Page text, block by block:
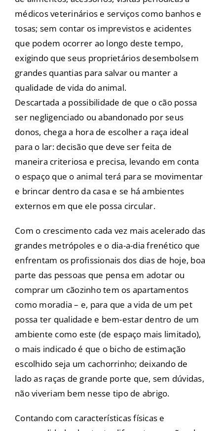
médicos veterinários e serviços como banhos e
tosas; sem contar os imprevistos e acidentes
que podem ocorrer ao longo deste tempo,
exigindo que seus proprietários desembolsem
grandes quantias para salvar ou manter a
qualidade de vida do animal.
Descartada a possibilidade de que o cão possa
ser negligenciado ou abandonado por seus
donos, chega a hora de escolher a raça ideal
para o lar: decisão que deve ser feita de
maneira criteriosa e precisa, levando em conta
o espaço que o animal terá para se movimentar
e brincar dentro da casa e se há ambientes
externos em que ele possa circular.
Com o crescimento cada vez mais acelerado das
grandes metrópoles e o dia-a-dia frenético que
enfrentam os profissionais dos dias de hoje, boa
parte das pessoas que pensa em adotar ou
comprar um cãozinho tem os apartamentos
como moradia – e, para que a vida de um pet
possa ter qualidade e bem-estar dentro de um
ambiente como este (de espaço mais limitado),
o mais indicado é que o bicho de estimação
escolhido seja um cachorrinho; deixando de
lado as raças de grande porte que, sem dúvidas,
não viveriam bem nesse tipo de abrigo.
Contando com características físicas e